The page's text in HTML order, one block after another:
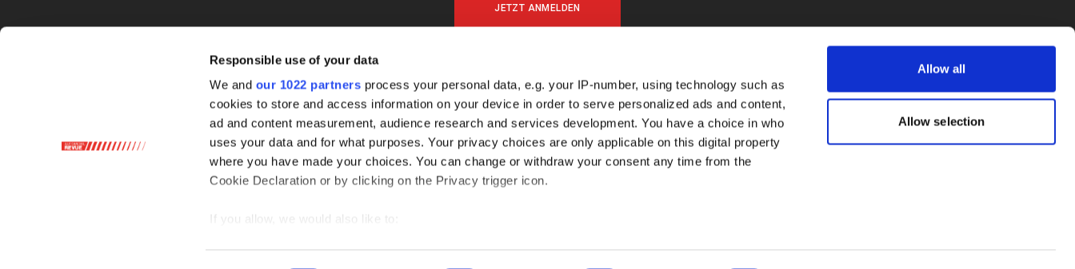
Responsible use of your data
We and our 1022 partners process your personal data, e.g. your IP-number, using technology such as
cookies to store and access information on your device in order to serve personalized ads and content,
ad and content measurement, audience research and services development. You have a choice in who
uses your data and for what purposes. Your privacy choices are only applicable on this digital property
where you have made your choices. You can change or withdraw your consent any time from the
Cookie Declaration or by clicking on the Privacy trigger icon.
If you allow, we would also like to:
Allow all
Allow selection
JETZT ANMELDEN
MEIN ABO (LOGIN)
ABO & SHOP
E-PAPER
KÜNDIGUNG
DATENSCHUTZ
ÜBER UNS
MEDIADATEN
KONTAKT
IMPRESSUM